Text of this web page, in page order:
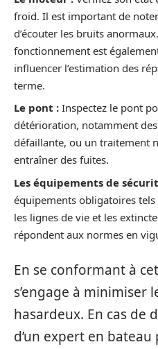
froid. Il est important de
d’écouter les bruits
fonctionnement est
influencer l’estimation des
terme.
Le pont : Inspectez le pont
détérioration, notamment
défaillante, ou un traitement
entraîner des fuites.
Les équipements de
équipements obligatoires
les lignes de vie et les
répondent aux normes en
En se conformant à
s’engage à minimiser
hasardeux. En cas de
d’un expert en